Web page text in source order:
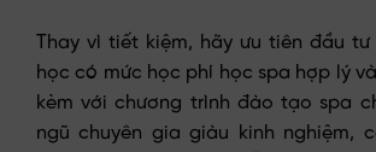
Thay vì tiết kiệm, hãy ưu tiên đầu
học có mức học phí học spa hợp lý
kèm với chương trình đào tạo spa
ngũ chuyên gia giàu kinh nghiệm,